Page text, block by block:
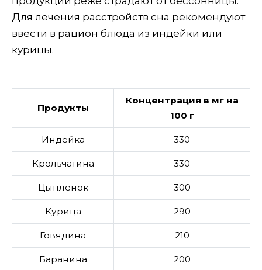
Для лечения расстройств сна рекомендуют
ввести в рацион блюда из индейки или
курицы.
Продукты
Концентрация в мг на
100 г
Индейка 330
Крольчатина 330
Цыпленок 300
Курица 290
Говядина 210
Баранина 200